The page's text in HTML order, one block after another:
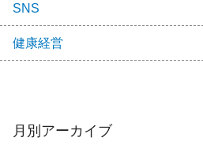
SNS
健康経営
月別アーカイブ